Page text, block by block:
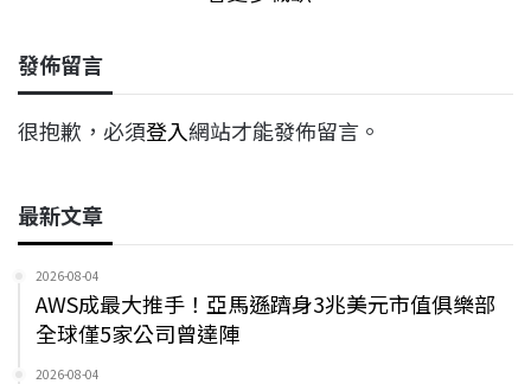
發佈留言
很抱歉，必須登入網站才能發佈留言。
最新文章
2026-08-04
AWS成最大推手！亞馬遜躋身3兆美元市值俱樂部
全球僅5家公司曾達陣
2026-08-04